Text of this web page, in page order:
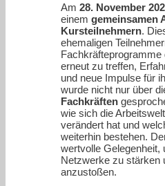
Am 28. November
einem gemeinsamen
Kursteilnehmern.
ehemaligen
erneut zu treffen,
und neue Impulse für
wurde nicht nur über
Fachkräften
wie sich die
verändert hat und
weiterhin bestehen.
wertvolle Gelegenheit,
Netzwerke zu stärken
anzustoßen.